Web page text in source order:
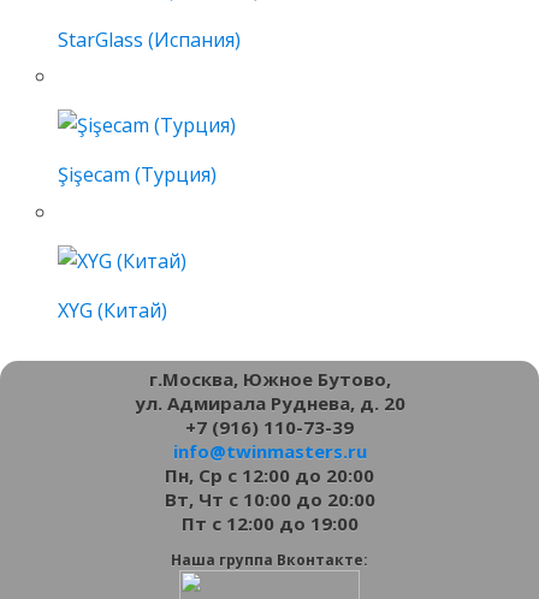
StarGlass (Испания)
Şişecam (Турция)
XYG (Китай)
г.Москва, Южное Бутово,
ул. Адмирала Руднева, д. 20
+7 (916) 110-73-39
info@twinmasters.ru
Пн, Ср с 12:00 до 20:00
Вт, Чт с 10:00 до 20:00
Пт с 12:00 до 19:00
Наша группа Вконтакте: